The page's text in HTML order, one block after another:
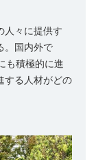
人々に提供す
。国内外で
も積極的に進
する人材がどの